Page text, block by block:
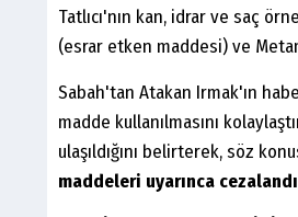
Tatlıcı'nın kan, idrar ve saç
(esrar etken maddesi) ve
Sabah'tan Atakan Irmak'ın
madde kullanılmasını
ulaşıldığını belirterek, söz
maddeleri uyarınca